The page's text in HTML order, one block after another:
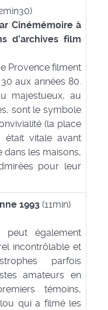
Cinémémoire à
d’archives film
Provence filment
aux années 80.
majestueux, au
sont le symbole
(la place
était vitale avant
dans les maisons,
pour leur
1993 (11min)
peut également
incontrôlable et
parfois
amateurs en
témoins,
qui a filmé les